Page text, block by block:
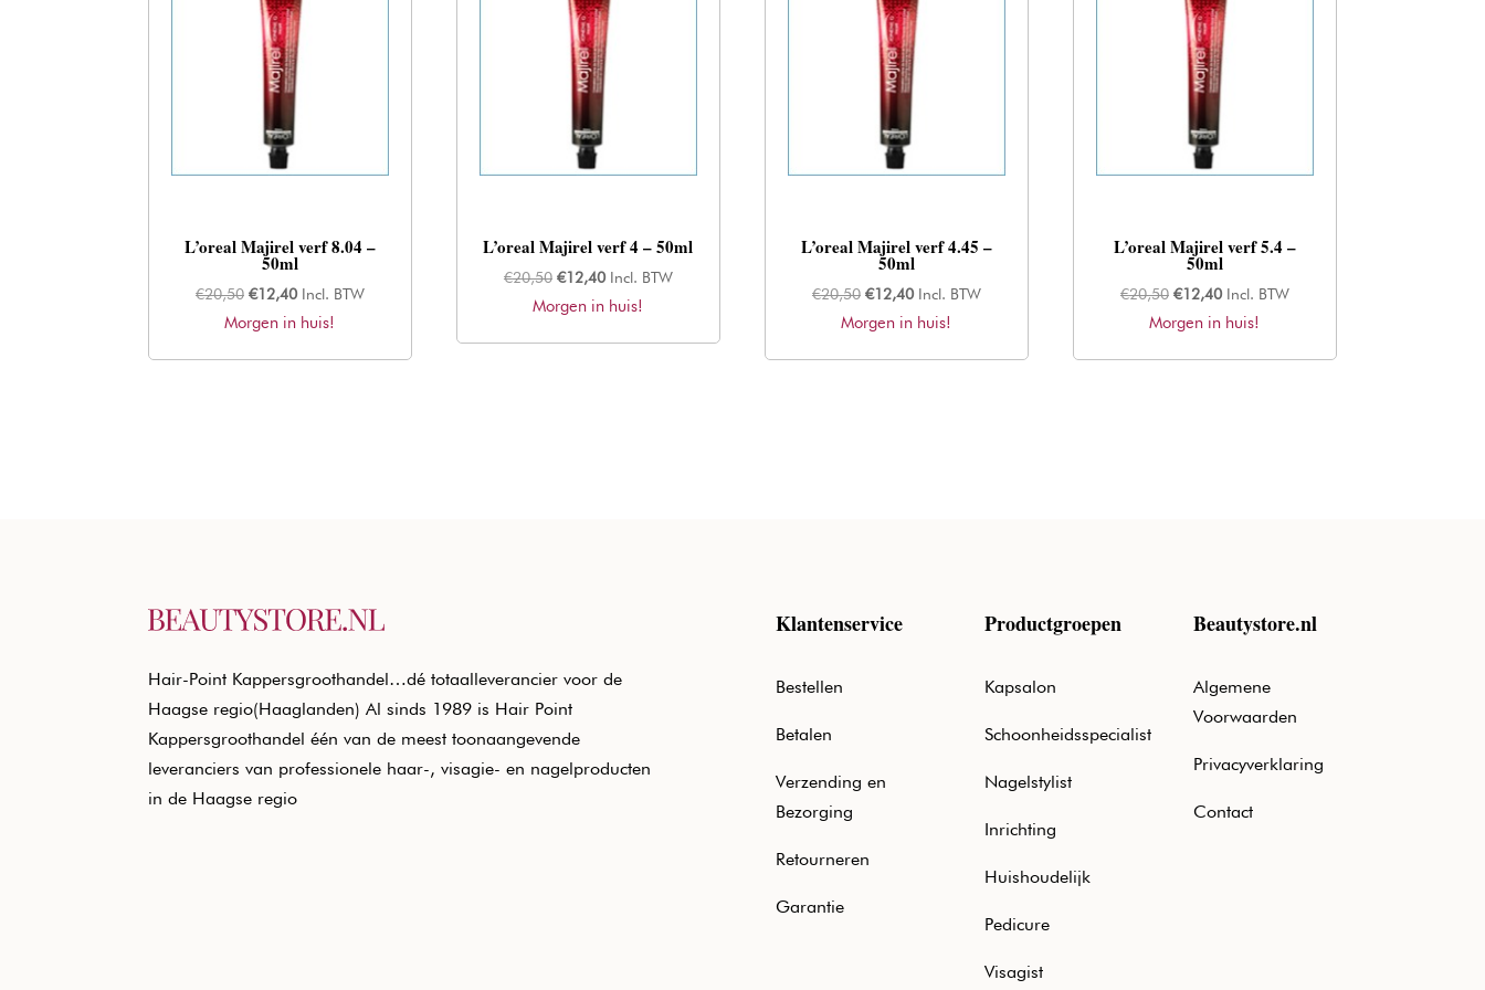
L’oreal Majirel verf 8.04 –
50ml
€20,50 Oorspronkelijke
prijs
€12,40Huidige
prijs
Incl. BTW
Morgen in huis!
L’oreal Majirel verf 4 – 50ml
€20,50 Oorspronkelijke
prijs
€12,40Huidige
prijs
Incl. BTW
Morgen in huis!
L’oreal Majirel verf 4.45 –
50ml
€20,50 Oorspronkelijke
prijs
€12,40Huidige
prijs
Incl. BTW
Morgen in huis!
L’oreal Majirel verf 5.4 –
50ml
€20,50 Oorspronkelijke
prijs
€12,40Huidige
prijs
Incl. BTW
Morgen in huis!
Hair-Point Kappersgroothandel…dé totaalleverancier voor de
Haagse regio(Haaglanden) Al sinds 1989 is Hair Point
Kappersgroothandel één van de meest toonaangevende
leveranciers van professionele haar-, visagie- en nagelproducten
in de Haagse regio
Klantenservice
Bestellen
Betalen
Verzending en
Bezorging
Retourneren
Garantie
Productgroepen
Kapsalon
Schoonheidsspecialist
Nagelstylist
Inrichting
Huishoudelijk
Pedicure
Visagist
Beautystore.nl
Algemene
Voorwaarden
Privacyverklaring
Contact